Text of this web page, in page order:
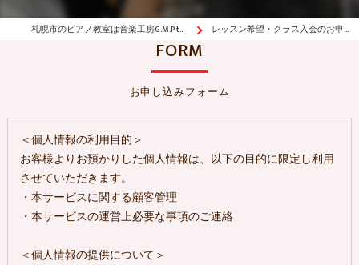
札幌市のピアノ教室は音楽工房G.M.P the 大楽 レッスン希望・クラス入会のお申し込み
お申し込みフォーム
FORM
＜個人情報の利用目的＞
お客様よりお預かりした個人情報は、以下の目的に限定し利用
させていただきます。
・本サービスに関する顧客管理
・本サービスの運営上必要な事項のご連絡
＜個人情報の提供について＞